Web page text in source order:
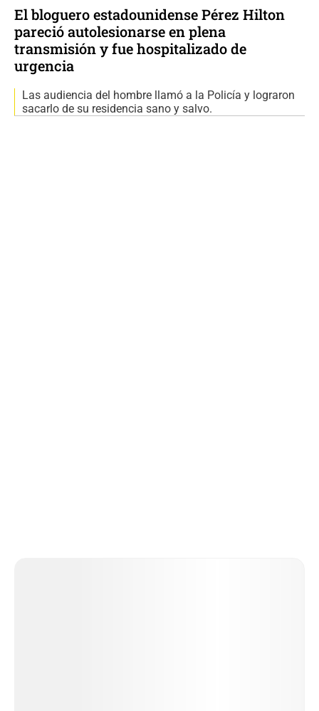
El bloguero estadounidense Pérez Hilton
pareció autolesionarse en plena
transmisión y fue hospitalizado de
urgencia
Las audiencia del hombre llamó a la Policía y lograron
sacarlo de su residencia sano y salvo.